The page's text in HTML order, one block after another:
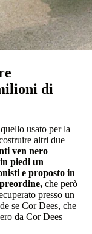
di
usato per la
altri due
ven nero
piedi un
e proposto in
che però
presso un
se Cor Dees, che
da Cor Dees